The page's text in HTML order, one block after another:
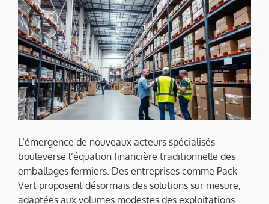
L’émergence de nouveaux acteurs spécialisés
bouleverse l’équation financière traditionnelle des
emballages fermiers. Des entreprises comme Pack
Vert proposent désormais des solutions sur mesure,
adaptées aux volumes modestes des exploitations